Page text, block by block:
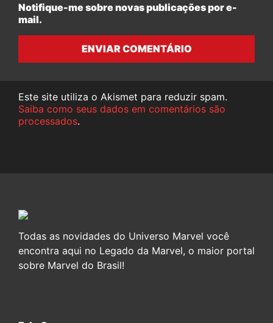
Notifique-me sobre novas publicações por e-
mail.
ENVIAR COMENTÁRIO
Este site utiliza o Akismet para reduzir spam.
Saiba como seus dados em comentários são
processados.
Todas as novidades do Universo Marvel você
encontra aqui no Legado da Marvel, o maior portal
sobre Marvel do Brasil!